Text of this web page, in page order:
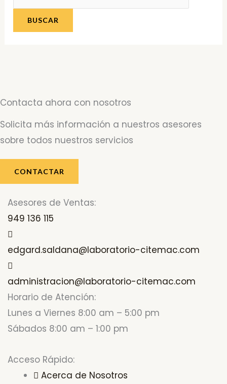
Contacta ahora con nosotros
Solicita más información a nuestros asesores
sobre todos nuestros servicios
CONTACTAR
Asesores de Ventas:
949 136 115
edgard.saldana@laboratorio-citemac.com
administracion@laboratorio-citemac.com
Horario de Atención:
Lunes a Viernes 8:00 am – 5:00 pm
Sábados 8:00 am – 1:00 pm
Acceso Rápido:
Acerca de Nosotros